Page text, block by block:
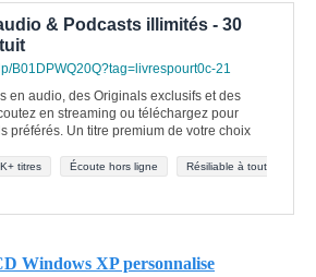
& Podcasts illimités - 30
B01DPWQ20Q?tag=livrespourt0c-21
en audio, des Originals exclusifs et des
en streaming ou téléchargez pour
préférés. Un titre premium de votre choix
titres Écoute hors ligne
Résiliable à tout
Windows XP personnalise